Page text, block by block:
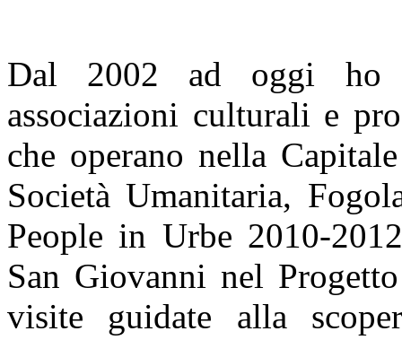
Dal 2002 ad oggi ho
associazioni culturali e
che operano nella
Società Umanitaria,
People in Urbe 2010-
San Giovanni nel
visite guidate alla